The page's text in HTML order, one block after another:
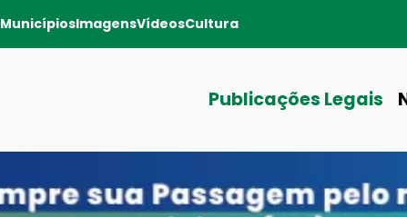
MunicípiosImagensVídeosCultura
Publicações Legais